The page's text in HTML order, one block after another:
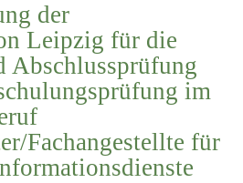
der
Leipzig für die
Abschlussprüfung
im
Fachangestellte für